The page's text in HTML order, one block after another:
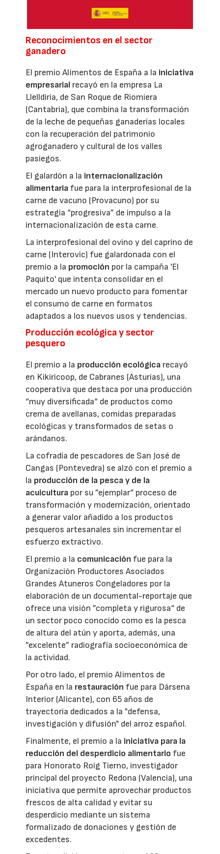
Reconocimientos en el sector
ganadero
El premio Alimentos de España a la iniciativa
empresarial recayó en la empresa La
Llelldiría, de San Roque de Riomiera
(Cantabria), que combina la transformación
de la leche de pequeñas ganaderías locales
con la recuperación del patrimonio
agroganadero y cultural de los valles
pasiegos.
El galardón a la internacionalización
alimentaria fue para la interprofesional de la
carne de vacuno (Provacuno) por su
estrategia “progresiva” de impulso a la
internacionalización de esta carne.
La interprofesional del ovino y del caprino de
carne (Interovic) fue galardonada con el
premio a la promoción por la campaña 'El
Paquito' que intenta consolidar en el
mercado un nuevo producto para fomentar
el consumo de carne en formatos
adaptados a los nuevos usos y tendencias.
Producción ecológica y sector
pesquero
El premio a la producción ecológica recayó
en Kikiricoop, de Cabranes (Asturias), una
cooperativa que destaca por una producción
“muy diversificada“ de productos como
crema de avellanas, comidas preparadas
ecológicas y transformados de setas o
arándanos.
La cofradía de pescadores de San José de
Cangas (Pontevedra) se alzó con el premio a
la producción de la pesca y de la
acuicultura por su ”ejemplar“ proceso de
transformación y modernización, orientado
a generar valor añadido a los productos
pesqueros artesanales sin incrementar el
esfuerzo extractivo.
El premio a la comunicación fue para la
Organización Productores Asociados
Grandes Atuneros Congeladores por la
elaboración de un documental-reportaje que
ofrece una visión ”completa y rigurosa“ de
un sector poco conocido como es la pesca
de altura del atún y aporta, además, una
”excelente” radiografía socioeconómica de
la actividad.
Por otro lado, el premio Alimentos de
España en la restauración fue para Dársena
Interior (Alicante), con 65 años de
trayectoria dedicados a la "defensa,
investigación y difusión" del arroz español.
Finalmente, el premio a la iniciativa para la
reducción del desperdicio alimentario fue
para Honorato Roig Tierno, investigador
principal del proyecto Redona (Valencia), una
iniciativa que permite aprovechar productos
frescos de alta calidad y evitar su
desperdicio mediante un sistema
formalizado de donaciones y gestión de
excedentes.